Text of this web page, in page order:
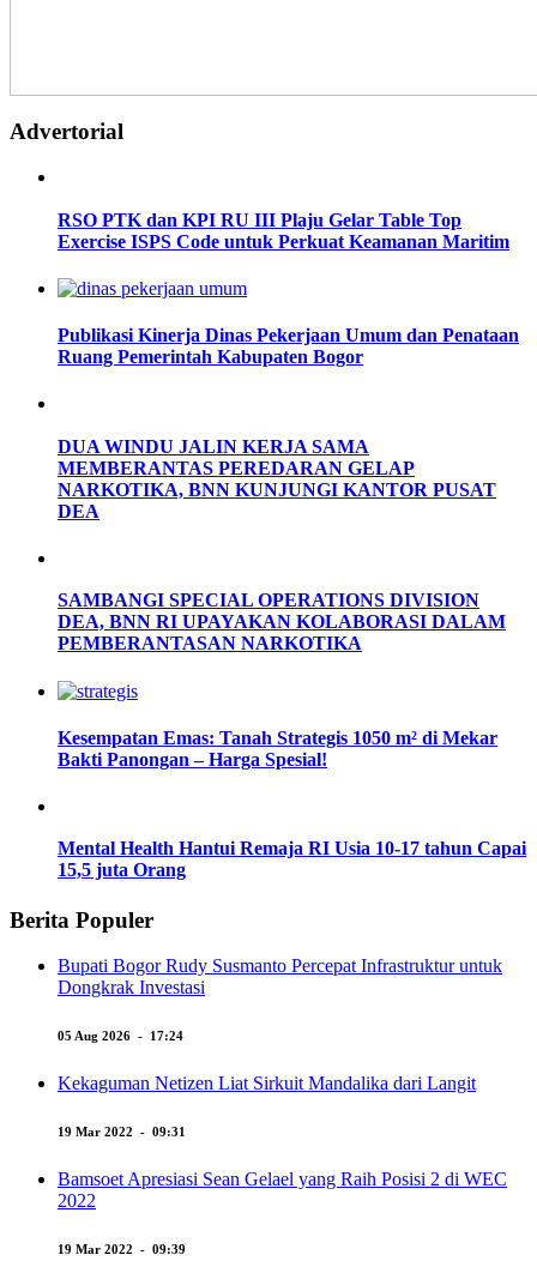
Advertorial
RSO PTK dan KPI RU III Plaju Gelar Table Top
Exercise ISPS Code untuk Perkuat Keamanan Maritim
Publikasi Kinerja Dinas Pekerjaan Umum dan Penataan
Ruang Pemerintah Kabupaten Bogor
DUA WINDU JALIN KERJA SAMA
MEMBERANTAS PEREDARAN GELAP
NARKOTIKA, BNN KUNJUNGI KANTOR PUSAT
DEA
SAMBANGI SPECIAL OPERATIONS DIVISION
DEA, BNN RI UPAYAKAN KOLABORASI DALAM
PEMBERANTASAN NARKOTIKA
Kesempatan Emas: Tanah Strategis 1050 m² di Mekar
Bakti Panongan – Harga Spesial!
Mental Health Hantui Remaja RI Usia 10-17 tahun Capai
15,5 juta Orang
Berita Populer
Bupati Bogor Rudy Susmanto Percepat Infrastruktur untuk
Dongkrak Investasi
05 Aug 2026 - 17:24
Kekaguman Netizen Liat Sirkuit Mandalika dari Langit
19 Mar 2022 - 09:31
Bamsoet Apresiasi Sean Gelael yang Raih Posisi 2 di WEC
2022
19 Mar 2022 - 09:39